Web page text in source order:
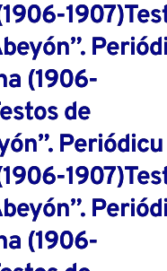
(1906-
de
(1906-